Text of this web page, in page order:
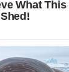
spuštaju
hladno
ste
šta osećate.